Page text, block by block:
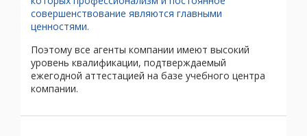
совершенствование являются главными
ценностями.
Поэтому все агенты компании имеют высокий
уровень квалификации, подтверждаемый
ежегодной аттестацией на базе учебного центра
компании.